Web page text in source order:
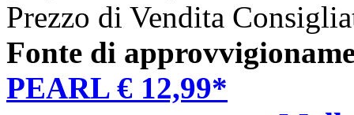
Prezzo di Vendita
Fonte di
PEARL € 12,99*